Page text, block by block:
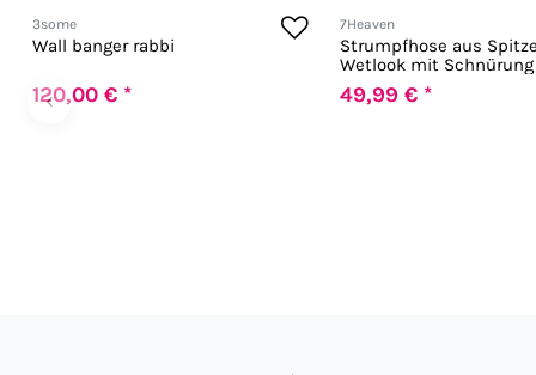
‹
3some
Wall banger rabbi
120,00 € *
7Heaven
Strumpfhose aus
Wetlook mit Schnürung
49,99 € *